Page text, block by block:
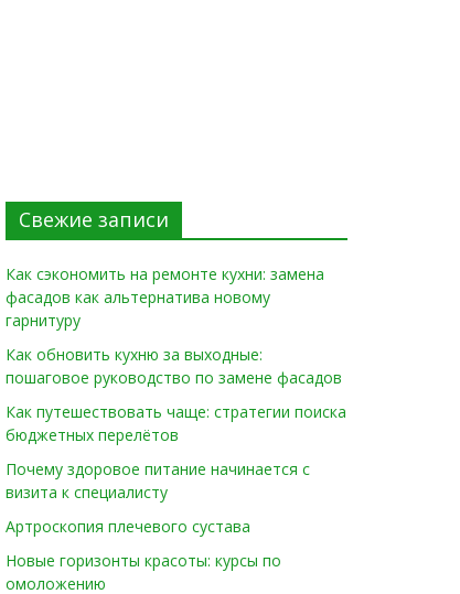
Свежие записи
Как сэкономить на ремонте кухни: замена
фасадов как альтернатива новому
гарнитуру
Как обновить кухню за выходные:
пошаговое руководство по замене фасадов
Как путешествовать чаще: стратегии поиска
бюджетных перелётов
Почему здоровое питание начинается с
визита к специалисту
Артроскопия плечевого сустава
Новые горизонты красоты: курсы по
омоложению